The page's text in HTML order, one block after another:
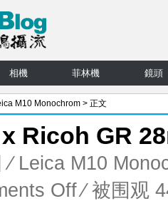
相機 菲林機 鏡頭
M10 Monochrom > 正文
Ricoh GR
⁄ Leica M10
Offon
Leica
⁄ 被围观